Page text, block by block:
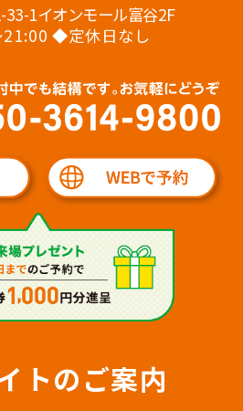
33-1イオンモール富谷2F
◆定休日なし
トのご案内